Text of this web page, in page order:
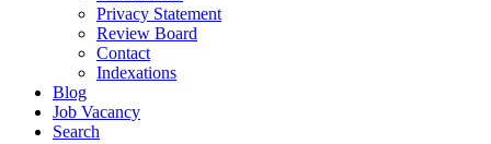
Privacy Statement
Review Board
Contact
Indexations
Blog
Job Vacancy
Search